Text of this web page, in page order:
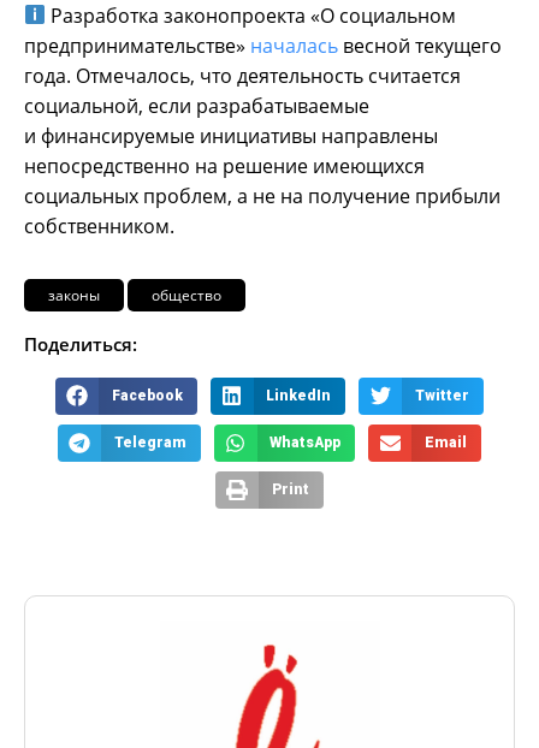
Разработка законопроекта «О социальном
предпринимательстве» началась весной текущего
года. Отмечалось, что деятельность считается
социальной, если разрабатываемые
и финансируемые инициативы направлены
непосредственно на решение имеющихся
социальных проблем, а не на получение прибыли
собственником.
законы общество
Поделиться:
Facebook LinkedIn Twitter
Telegram WhatsApp Email
Print